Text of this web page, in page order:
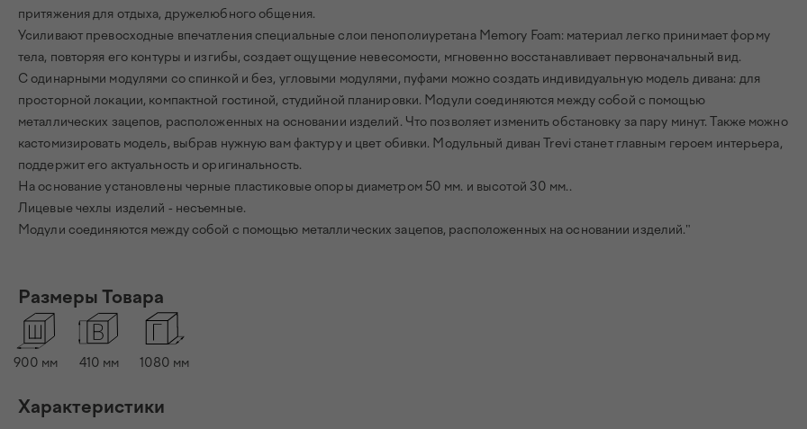
притяжения для отдыха, дружелюбного общения.
Усиливают превосходные впечатления специальные слои пенополиуретана Memory Foam: материал легко принимает форму
тела, повторяя его контуры и изгибы, создает ощущение невесомости, мгновенно восстанавливает первоначальный вид.
С одинарными модулями со спинкой и без, угловыми модулями, пуфами можно создать индивидуальную модель дивана: для
просторной локации, компактной гостиной, студийной планировки. Модули соединяются между собой с помощью
металлических зацепов, расположенных на основании изделий. Что позволяет изменить обстановку за пару минут. Также можно
кастомизировать модель, выбрав нужную вам фактуру и цвет обивки. Модульный диван Trevi станет главным героем интерьера,
поддержит его актуальность и оригинальность.
На основание установлены черные пластиковые опоры диаметром 50 мм. и высотой 30 мм..
Лицевые чехлы изделий - несъемные.
Модули соединяются между собой с помощью металлических зацепов, расположенных на основании изделий."
Размеры Товара
900 мм 410 мм 1080 мм
Характеристики